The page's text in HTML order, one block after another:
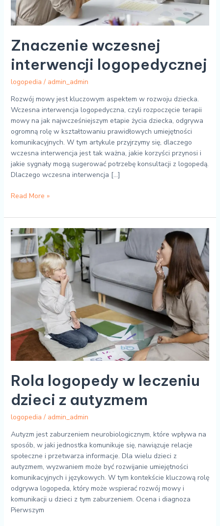
Znaczenie wczesnej
interwencji logopedycznej
logopedia / admin_admin
Rozwój mowy jest kluczowym aspektem w rozwoju dziecka.
Wczesna interwencja logopedyczna, czyli rozpoczęcie terapii
mowy na jak najwcześniejszym etapie życia dziecka, odgrywa
ogromną rolę w kształtowaniu prawidłowych umiejętności
komunikacyjnych. W tym artykule przyjrzymy się, dlaczego
wczesna interwencja jest tak ważna, jakie korzyści przynosi i
jakie sygnały mogą sugerować potrzebę konsultacji z logopedą.
Dlaczego wczesna interwencja […]
Read More »
Rola logopedy w leczeniu
dzieci z autyzmem
logopedia / admin_admin
Autyzm jest zaburzeniem neurobiologicznym, które wpływa na
sposób, w jaki jednostka komunikuje się, nawiązuje relacje
społeczne i przetwarza informacje. Dla wielu dzieci z
autyzmem, wyzwaniem może być rozwijanie umiejętności
komunikacyjnych i językowych. W tym kontekście kluczową rolę
odgrywa logopeda, który może wspierać rozwój mowy i
komunikacji u dzieci z tym zaburzeniem. Ocena i diagnoza
Pierwszym
Rola
logopedy
leczeniu
dzieci
z
autyzmem